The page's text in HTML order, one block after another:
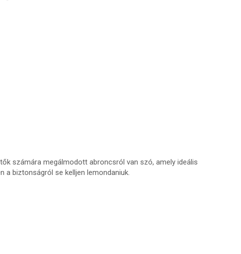
számára megálmodott abroncsról van szó, amely ideális
a biztonságról se kelljen lemondaniuk.